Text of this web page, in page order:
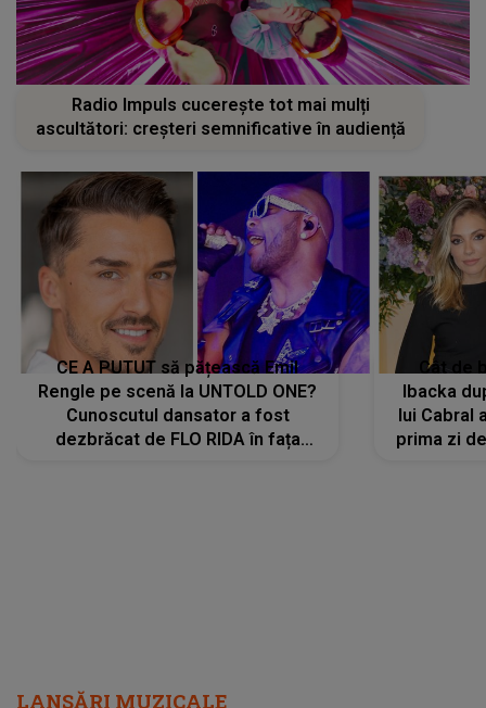
Radio Impuls cucerește tot mai mulți
ascultători: creșteri semnificative în audiență
CE A PUTUT să pățească Emil
Rengle pe scenă la UNTOLD ONE?
Cunoscutul dansator a fost
dezbrăcat de FLO RIDA în fața
Cât de
Ibacka
lui Cabral
prima zi
LANSĂRI MUZICALE